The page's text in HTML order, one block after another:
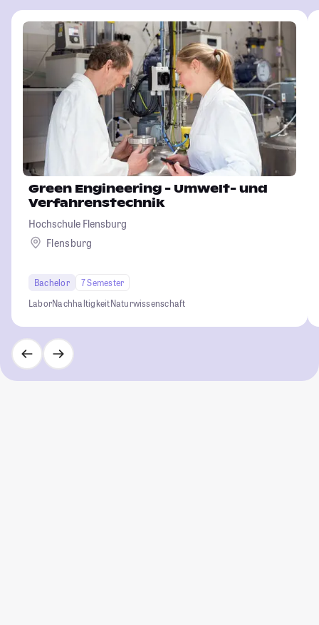
Green Engineering - Umwelt- und
Verfahrenstechnik
Hochschule Flensburg
Flensburg
Bachelor
7 Semester
LaborNachhaltigkeitNaturwissenschaft